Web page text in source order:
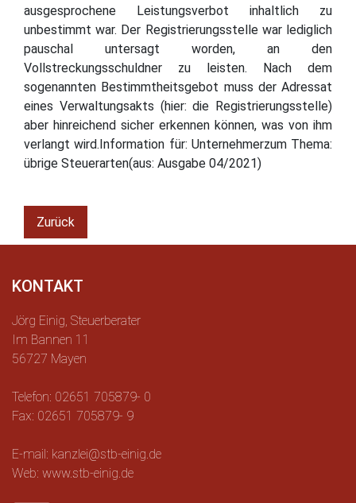
ausgesprochene Leistungsverbot inhaltlich zu
unbestimmt war. Der Registrierungsstelle war lediglich
pauschal untersagt worden, an den
Vollstreckungsschuldner zu leisten. Nach dem
sogenannten Bestimmtheitsgebot muss der Adressat
eines Verwaltungsakts (hier: die Registrierungsstelle)
aber hinreichend sicher erkennen können, was von ihm
verlangt wird.Information für: Unternehmerzum Thema:
übrige Steuerarten(aus: Ausgabe 04/2021)
Zurück
KONTAKT
Jörg Einig, Steuerberater
Im Bannen 11
56727 Mayen
Telefon: 02651 705879- 0
Fax: 02651 705879- 9
E-mail: kanzlei@stb-einig.de
Web: www.stb-einig.de